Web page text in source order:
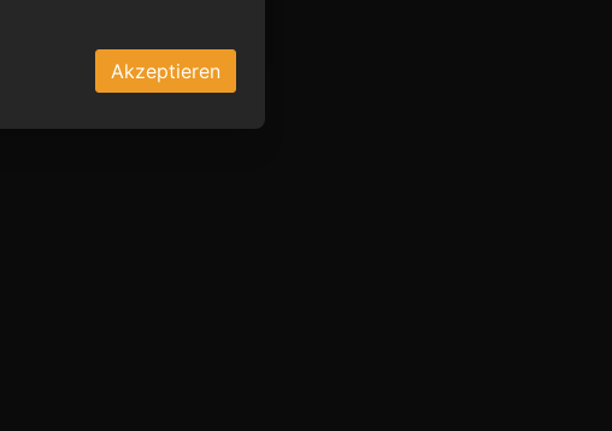
Akzeptieren